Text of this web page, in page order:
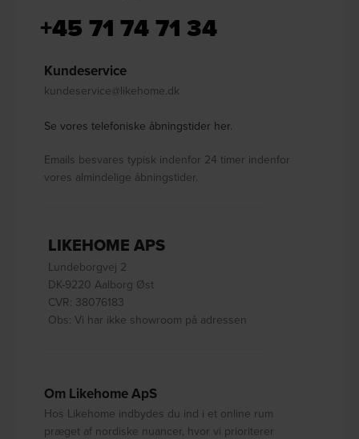
+45 71 74 71 34
Kundeservice
kundeservice@likehome.dk
Se vores telefoniske åbningstider her.
Emails besvares typisk indenfor 24 timer indenfor
vores almindelige åbningstider.
LIKEHOME APS
Lundeborgvej 2
DK-9220 Aalborg Øst
CVR: 38076183
Obs: Vi har ikke showroom på adressen
Om Likehome ApS
Hos Likehome indbydes du ind i et online rum
præget af nordiske nuancer, hvor vi prioriterer